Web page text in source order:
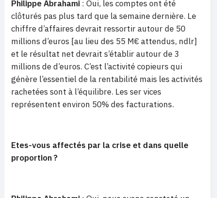
Philippe Abrahami : Oui, les comptes ont été
clôturés pas plus tard que la semaine dernière. Le
chiffre d’affaires devrait ressortir autour de 50
millions d’euros [au lieu des 55 M€ attendus, ndlr]
et le résultat net devrait s’établir autour de 3
millions de d’euros. C’est l’activité copieurs qui
génère l’essentiel de la rentabilité mais les activités
rachetées sont à l’équilibre. Les ser vices
représentent environ 50% des facturations.
Etes-vous affectés par la crise et dans quelle
proportion ?